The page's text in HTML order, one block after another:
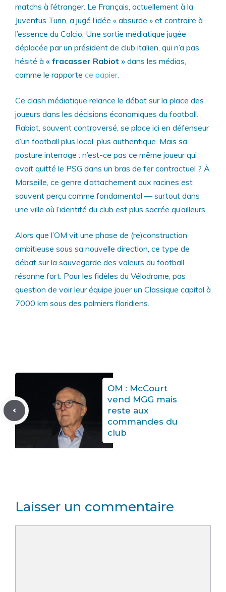
matchs à l’étranger. Le Français, actuellement à la
Juventus Turin, a jugé l’idée « absurde » et contraire à
l’essence du Calcio. Une sortie médiatique jugée
déplacée par un président de club italien, qui n’a pas
hésité à « fracasser Rabiot » dans les médias,
comme le rapporte ce papier.
Ce clash médiatique relance le débat sur la place des
joueurs dans les décisions économiques du football.
Rabiot, souvent controversé, se place ici en défenseur
d’un football plus local, plus authentique. Mais sa
posture interroge : n’est-ce pas ce même joueur qui
avait quitté le PSG dans un bras de fer contractuel ? À
Marseille, ce genre d’attachement aux racines est
souvent perçu comme fondamental — surtout dans
une ville où l’identité du club est plus sacrée qu’ailleurs.
Alors que l’OM vit une phase de (re)construction
ambitieuse sous sa nouvelle direction, ce type de
débat sur la sauvegarde des valeurs du football
résonne fort. Pour les fidèles du Vélodrome, pas
question de voir leur équipe jouer un Classique capital à
7000 km sous des palmiers floridiens.
OM : McCourt
vend MGG mais
reste aux
commandes du
club
Laisser un commentaire